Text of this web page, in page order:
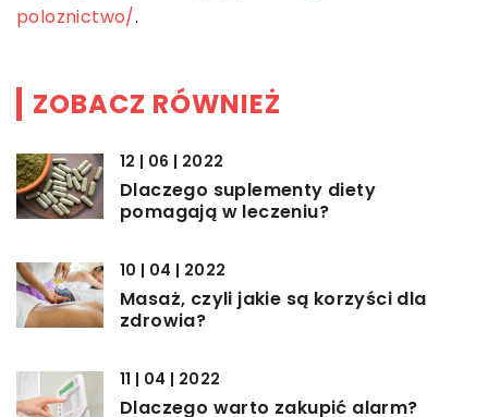
poloznictwo/.
ZOBACZ RÓWNIEŻ
12 | 06 | 2022
Dlaczego suplementy diety
pomagają w leczeniu?
10 | 04 | 2022
Masaż, czyli jakie są korzyści dla
zdrowia?
11 | 04 | 2022
Dlaczego warto zakupić alarm?